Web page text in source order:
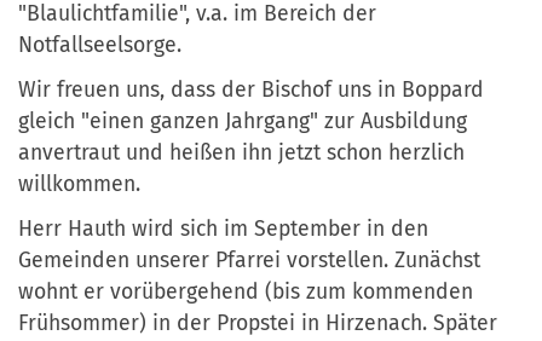
"Blaulichtfamilie", v.a. im Bereich der
Notfallseelsorge.
Wir freuen uns, dass der Bischof uns in Boppard
gleich "einen ganzen Jahrgang" zur Ausbildung
anvertraut und heißen ihn jetzt schon herzlich
willkommen.
Herr Hauth wird sich im September in den
Gemeinden unserer Pfarrei vorstellen. Zunächst
wohnt er vorübergehend (bis zum kommenden
Frühsommer) in der Propstei in Hirzenach. Später